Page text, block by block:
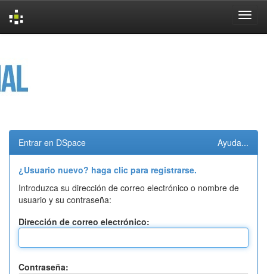
Entrar en DSpace Ayuda...
¿Usuario nuevo? haga clic para registrarse.
Introduzca su dirección de correo electrónico o nombre de
usuario y su contraseña:
Dirección de correo electrónico:
Contraseña: